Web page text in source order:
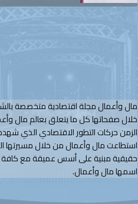
مال وأعمال مجلة اقتصادية متخصصة
خلال صفحاتها كل ما يتعلق بعالم مال
الزمن حركات التطور الاقتصادي الذي
استطاعت مال وأعمال من خلال مسيرتها
حقيقية مبنية على أسس عميقة مع كافة
اسمها مال وأعمال.